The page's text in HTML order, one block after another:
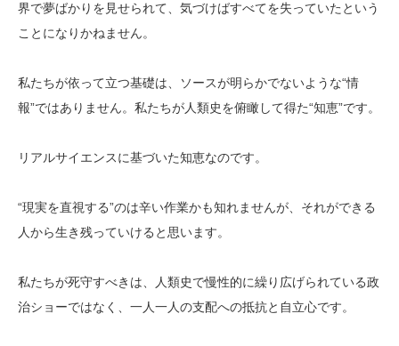
界で夢ばかりを見せられて、気づけばすべてを失っていたという
ことになりかねません。
私たちが依って立つ基礎は、ソースが明らかでないような“情
報”ではありません。私たちが人類史を俯瞰して得た“知恵”です。
リアルサイエンスに基づいた知恵なのです。
“現実を直視する”のは辛い作業かも知れませんが、それができる
人から生き残っていけると思います。
私たちが死守すべきは、人類史で慢性的に繰り広げられている政
治ショーではなく、一人一人の支配への抵抗と自立心です。